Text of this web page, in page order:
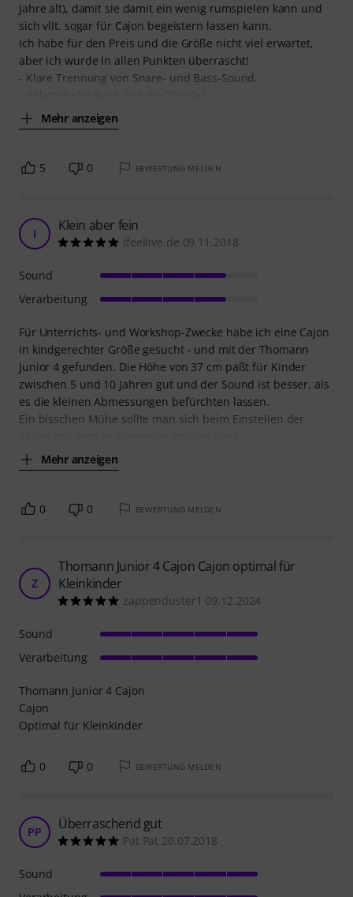
Jahre alt), damit sie damit ein wenig rumspielen kann und
sich vllt. sogar für Cajon begeistern lassen kann.
Ich habe für den Preis und die Größe nicht viel erwartet,
aber ich wurde in allen Punkten überrascht!
- Klare Trennung von Snare- und Bass-Sound.
Mehr anzeigen
5 0 BEWERTUNG MELDEN
I Klein aber fein
ifeellive.de 09.11.2018
Für Unterrichts- und Workshop-Zwecke habe ich eine Cajon
in kindgerechter Größe gesucht - und mit der Thomann
Junior 4 gefunden. Die Höhe von 37 cm paßt für Kinder
zwischen 5 und 10 Jahren gut und der Sound ist besser, als
es die kleinen Abmessungen befürchten lassen.
Ein bisschen Mühe sollte man sich beim Einstellen der
Mehr anzeigen
Sound
Verarbeitung
0 0 BEWERTUNG MELDEN
Z
Thomann Junior 4 Cajon Cajon optimal für
Kleinkinder
zappenduster1 09.12.2024
Thomann Junior 4 Cajon
Cajon
Optimal für Kleinkinder
Sound
Verarbeitung
0 0 BEWERTUNG MELDEN
PP Überraschend gut
Pat Pat 20.07.2018
Sound